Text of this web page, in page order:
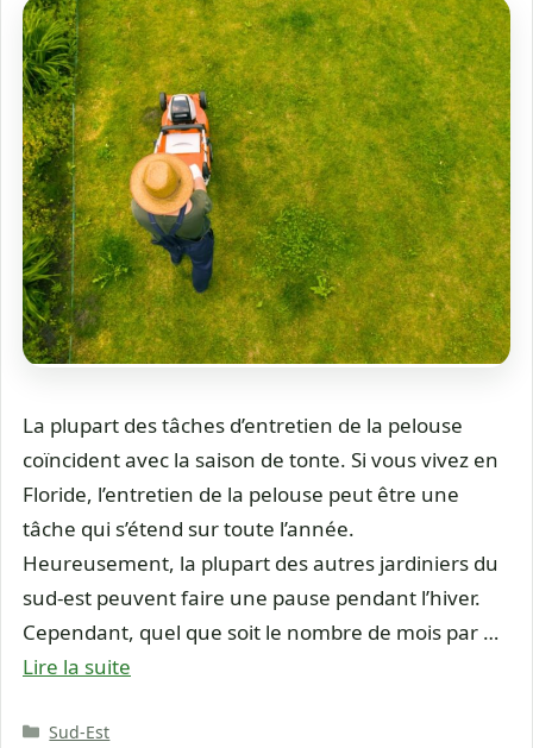
La plupart des tâches d’entretien de la pelouse
coïncident avec la saison de tonte. Si vous vivez en
Floride, l’entretien de la pelouse peut être une
tâche qui s’étend sur toute l’année.
Heureusement, la plupart des autres jardiniers du
sud-est peuvent faire une pause pendant l’hiver.
Cependant, quel que soit le nombre de mois par …
Lire la suite
Catégories
Sud-Est